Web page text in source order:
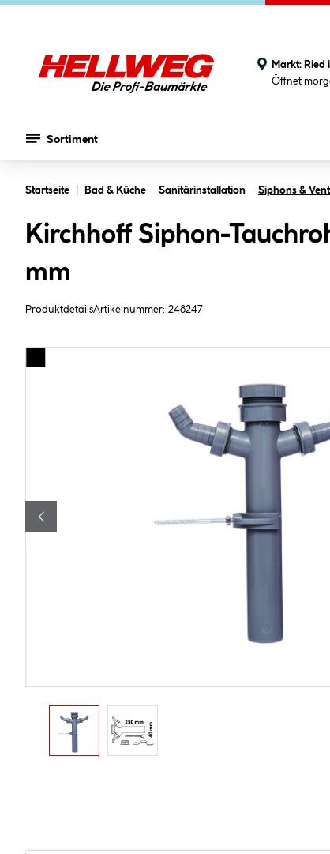
Markt: Ried
Öffnet
Sortiment
Startseite Bad & Küche Sanitärinstallation Siphons &
Kirchhoff Siphon-
mm
ProduktdetailsArtikelnummer: 248247